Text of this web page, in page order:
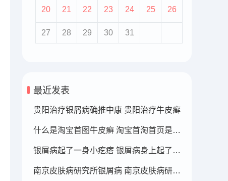
20 21 22 23 24 25 26
27 28 29 30 31
最近发表
贵阳治疗银屑病确推中康 贵阳治疗牛皮癣
什么是淘宝首图牛皮癣 淘宝首淘首页是什么
银屑病起了一身小疙瘩 银屑病身上起了好多疙瘩
南京皮肤病研究所银屑病 南京皮肤病研究所看银屑病哪个医生厉害